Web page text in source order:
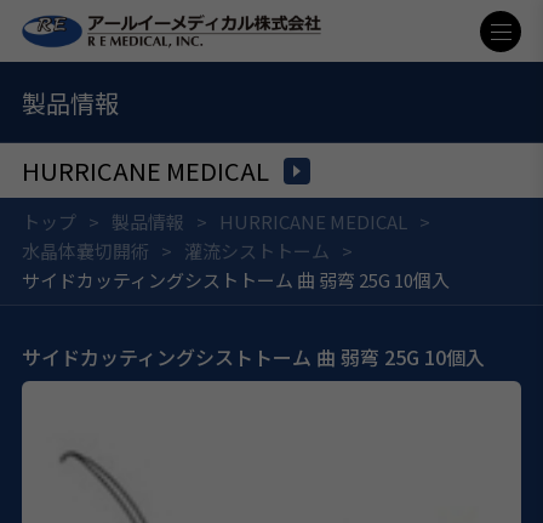
製品情報
HURRICANE MEDICAL
トップ 製品情報
HURRICANE MEDICAL
水晶体嚢切開術
灌流シストトーム
サイドカッティングシストトーム 曲 弱弯 25G 10個入
サイドカッティングシストトーム 曲 弱弯 25G 10個入